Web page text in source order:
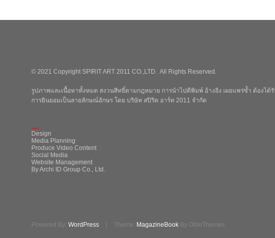
© 2021 Copyright SPIRIT ART 2011 CO.,LTD. All Rights Reserved.
รูปภาพและเนื้อหาทั้งหมด สงวนสิทธิ์ตามกฎหมาย การนำไปตีพิมพ์ อ้างอิง เผยแพร่ซ้ำ ต้องได้รั
การยินยอมเป็นลายลักษณ์อักษร โดย บริษัท สปิริต อาร์ท 2011 จำกัด
Design
Media Planning
Produce Video Content
Social Media
Website Management
By Archi ID Group Co., Ltd.
Powered By: WordPress Theme: MagazineBook By OdieThemes